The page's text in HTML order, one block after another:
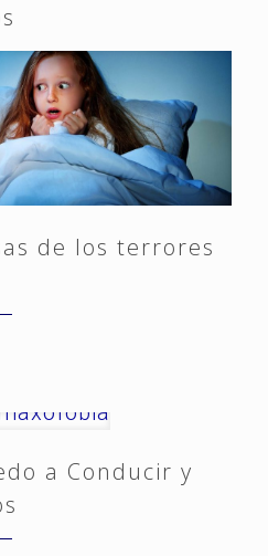
de los terrores
a Conducir y